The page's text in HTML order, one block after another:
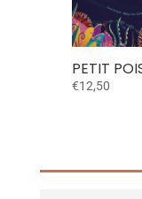
PETIT
€12,50